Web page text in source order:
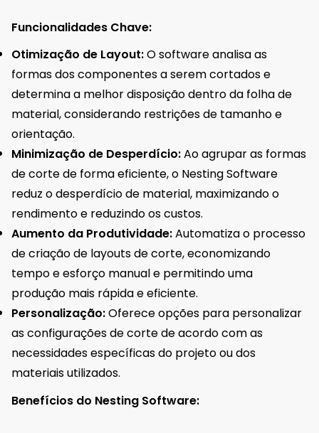
Funcionalidades Chave:
Otimização de Layout:O software analisa as
formas dos componentes a serem cortados e
determina a melhor disposição dentro da folha de
material, considerando restrições de tamanho e
orientação.
Minimização de Desperdício:Ao agrupar as formas
de corte de forma eficiente, o Nesting Software
reduz o desperdício de material, maximizando o
rendimento e reduzindo os custos.
Aumento da Produtividade:Automatiza o processo
de criação de layouts de corte, economizando
tempo e esforço manual e permitindo uma
produção mais rápida e eficiente.
Personalização:Oferece opções para personalizar
as configurações de corte de acordo com as
necessidades específicas do projeto ou dos
materiais utilizados.
Benefícios do Nesting Software: